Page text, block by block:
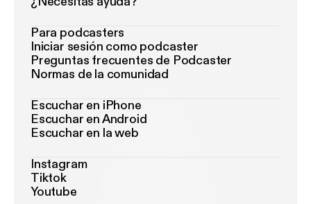
Para podcasters
Iniciar sesión como podcaster
Preguntas frecuentes de Podcaster
Normas de la comunidad
Escuchar en iPhone
Escuchar en Android
Escuchar en la web
Instagram
Tiktok
Youtube